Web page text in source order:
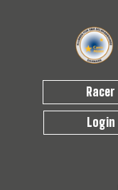
Cottage_Coton
3550 Slangerup
Racer
Login